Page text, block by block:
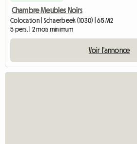
Chambre Meubles Noirs
Colocation | Schaerbeek (1030) | 65 M2
5 pers. | 2 mois minimum
Voir l'annonce